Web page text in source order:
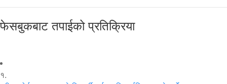
फेसबुकबाट तपाईको प्रतिक्रिया
१.